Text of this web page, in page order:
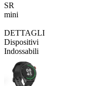
SR
mini
DETTAGLI
Dispositivi
Indossabili